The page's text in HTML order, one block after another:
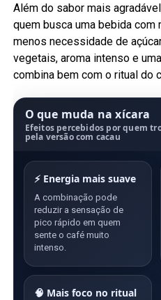
Além do sabor mais
quem busca uma bebida
menos necessidade de
vegetais, aroma intenso e
combina bem com o ritual do
O que muda na xícara
Efeitos percebidos por quem
pela versão com cacau
⚡ Energia mais suave
A combinação pode
reduzir a sensação de
pico rápido em quem
sente o café muito
intenso.
🧠 Mais foco no ritual